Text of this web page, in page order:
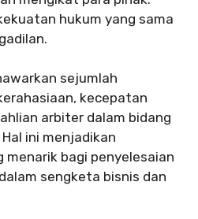
hukum yang sama
sejumlah
kecepatan
arbiter dalam bidang
ini menjadikan
menarik bagi penyelesaian
sengketa bisnis dan